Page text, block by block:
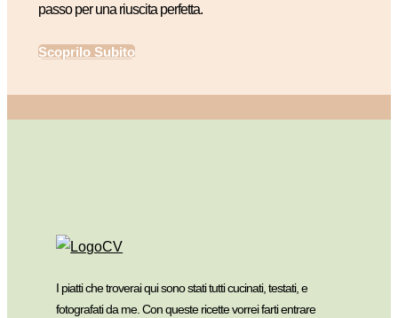
passo per una riuscita perfetta.
Scoprilo Subito
I piatti che troverai qui sono stati tutti cucinati, testati, e
fotografati da me. Con queste ricette vorrei farti entrare